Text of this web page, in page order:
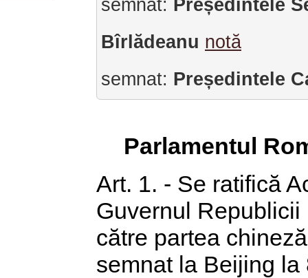
semnat: Președintele
Bîrlădeanu notă
semnat: Președintele
Parlamentul
Art. 1. - Se ratifică
Guvernul
către partea
semnat la Beijing la